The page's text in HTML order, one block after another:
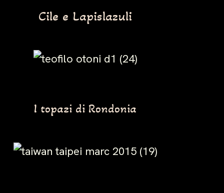
Cile e Lapislazuli
I topazi di Rondonia